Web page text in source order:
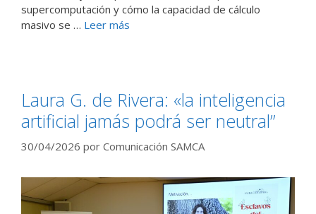
supercomputación y cómo la capacidad de cálculo
masivo se … Leer más
Laura G. de Rivera: «la inteligencia
artificial jamás podrá ser neutral”
30/04/2026 por Comunicación SAMCA